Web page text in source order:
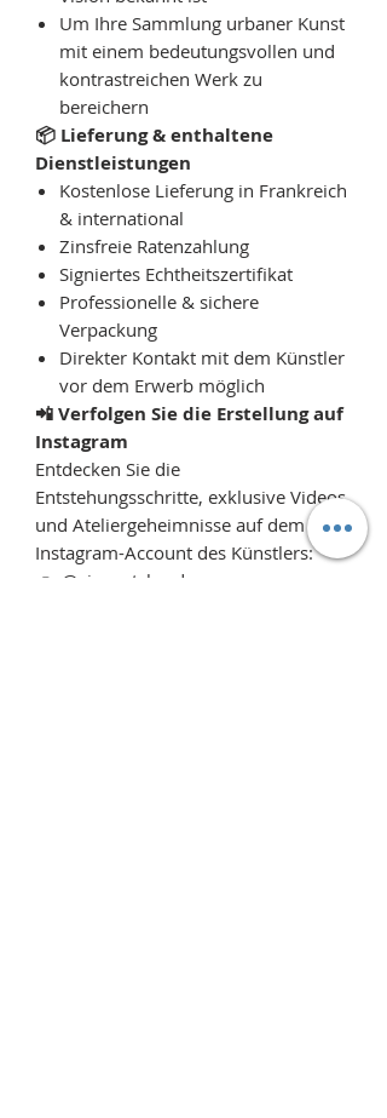
Um Ihre Sammlung urbaner Kunst
mit einem bedeutungsvollen und
kontrastreichen Werk zu
bereichern
📦 Lieferung & enthaltene
Dienstleistungen
Kostenlose Lieferung in Frankreich
& international
Zinsfreie Ratenzahlung
Signiertes Echtheitszertifikat
Professionelle & sichere
Verpackung
Direkter Kontakt mit dem Künstler
vor dem Erwerb möglich
📲 Verfolgen Sie die Erstellung auf
Instagram
Entdecken Sie die
Entstehungsschritte, exklusive Videos
und Ateliergeheimnisse auf dem
Instagram-Account des Künstlers:
👉 @vincent_bardou